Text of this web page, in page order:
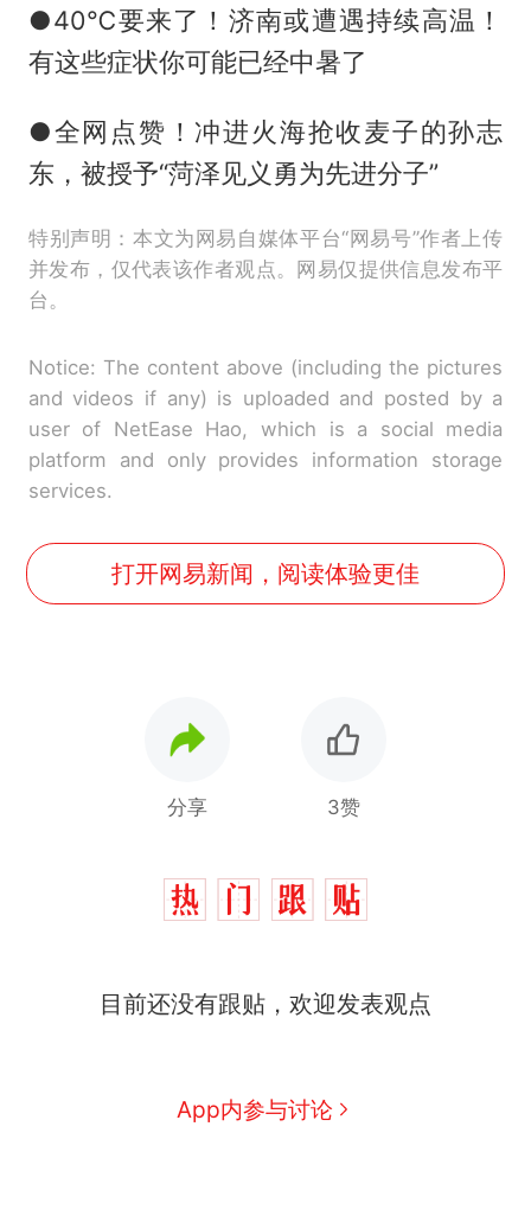
●40℃要来了！济南或遭遇持续高温！
有这些症状你可能已经中暑了
●全网点赞！冲进火海抢收麦子的孙志
东，被授予“菏泽见义勇为先进分子”
特别声明：本文为网易自媒体平台“网易号”作者上传
并发布，仅代表该作者观点。网易仅提供信息发布平
台。
Notice: The content above (including the pictures
and videos if any) is uploaded and posted by a
user of NetEase Hao, which is a social media
platform and only provides information storage
services.
打开网易新闻，阅读体验更佳
分享 3赞
目前还没有跟贴，欢迎发表观点
App内参与讨论